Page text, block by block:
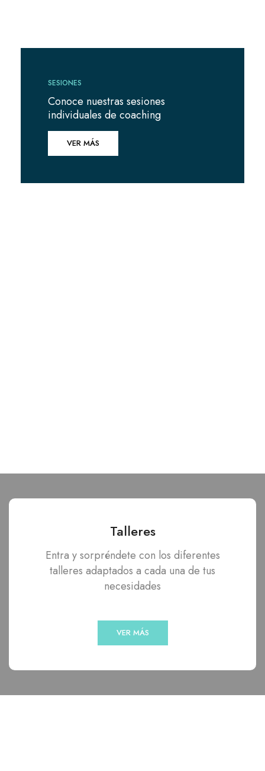
SESIONES
Conoce nuestras sesiones
individuales de coaching
VER MÁS
Talleres
Entra y sorpréndete con los diferentes
talleres adaptados a cada una de tus
necesidades
VER MÁS